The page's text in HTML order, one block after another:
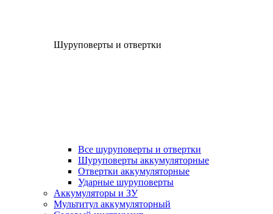
Шуруповерты и отвертки
Все шуруповерты и отвертки
Шуруповерты аккумуляторные
Отвертки аккумуляторные
Ударные шуруповерты
Аккумуляторы и ЗУ
Мультитул аккумуляторный